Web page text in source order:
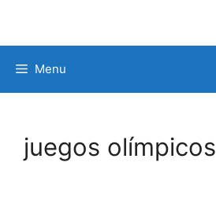
Menu
juegos olímpicos